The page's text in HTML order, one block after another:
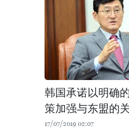
韩国承诺以明确
策加强与东盟的
17/07/2019 02:07